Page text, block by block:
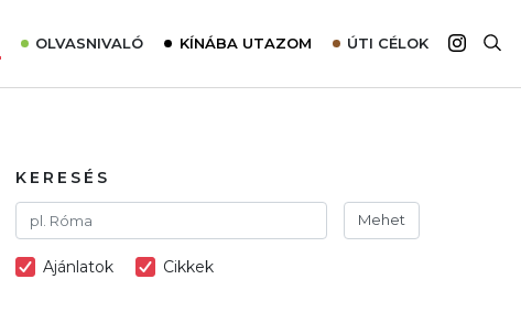
OLVASNIVALÓ
Interjú
Élménybeszámolók
KÍNÁBA UTAZOM ÚTI CÉLOK
Ausztrália
KERESÉS
Mehet
Ajánlatok Cikkek